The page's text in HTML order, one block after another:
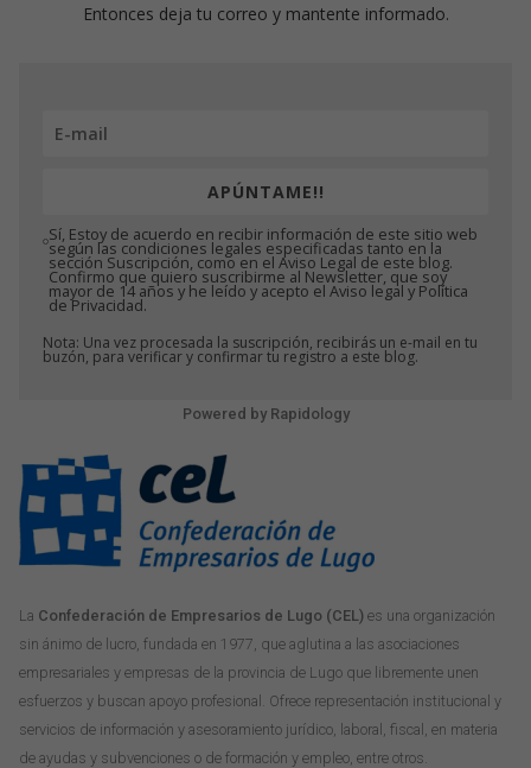
Entonces deja tu correo y mantente informado.
APÚNTAME!!
Sí, Estoy de acuerdo en recibir información de este sitio web
según las condiciones legales especificadas tanto en la
sección Suscripción, como en el Aviso Legal de este blog.
Confirmo que quiero suscribirme al Newsletter, que soy
mayor de 14 años y he leído y acepto el Aviso legal y Política
de Privacidad.
Nota: Una vez procesada la suscripción, recibirás un e-mail en tu
buzón, para verificar y confirmar tu registro a este blog.
Powered by Rapidology
La Confederación de Empresarios de Lugo (CEL) es una organización
sin ánimo de lucro, fundada en 1977, que aglutina a las asociaciones
empresariales y empresas de la provincia de Lugo que libremente unen
esfuerzos y buscan apoyo profesional. Ofrece representación institucional y
servicios de información y asesoramiento jurídico, laboral, fiscal, en materia
de ayudas y subvenciones o de formación y empleo, entre otros.